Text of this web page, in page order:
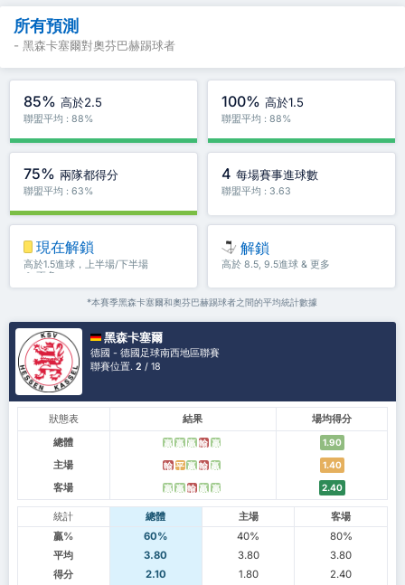
所有預測
- 黑森卡塞爾對奧芬巴赫踢球者
85% 高於2.5
聯盟平均 : 88%
100% 高於1.5
聯盟平均 : 88%
75% 兩隊都得分
聯盟平均 : 63%
4 每場賽事進球數
聯盟平均 : 3.63
現在解鎖
高於1.5進球，上半場/下半場
＆ 更多
解鎖
高於 8.5, 9.5進球 & 更多
*本賽季黑森卡塞爾和奧芬巴赫踢球者之間的平均統計數據
黑森卡塞爾
德國 - 德國足球南西地區聯賽
聯賽位置.2 / 18
狀態表 結果
場均得分
總體
贏 贏 贏 輸 贏 1.90
主場 輸 平 贏 輸 贏 1.40
客場 贏 贏 輸 贏 贏 2.40
統計 總體 主場
客場
贏%
60% 40%
80%
平均
3.80 3.80
3.80
得分
2.10 1.80
2.40